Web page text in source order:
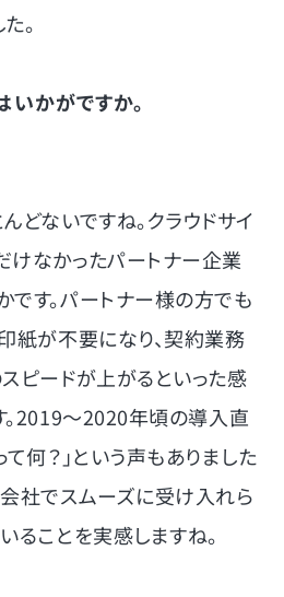
。
かがですか。
どないですね。クラウドサイ
けなかったパートナー企業
す。パートナー様の方でも
紙が不要になり、契約業務
ピードが上がるといった感
2019～2020年頃の導入直
て何？」という声もありました
社でスムーズに受け入れら
ることを実感しますね。